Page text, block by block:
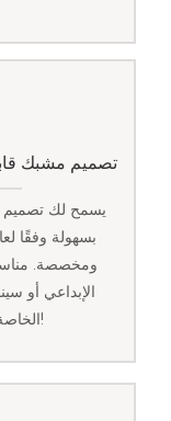
تصميم مشبك
يسمح لك تصميم
بسهولة وفقًا
ومخصصة.
الإبداعي أو
الخاصة بك أكثر سهولة في الاستخدام!